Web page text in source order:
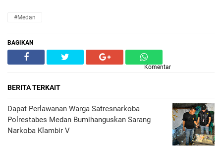
#Medan
BAGIKAN
Komentar
BERITA TERKAIT
Dapat Perlawanan Warga Satresnarkoba
Polrestabes Medan Bumihanguskan Sarang
Narkoba Klambir V